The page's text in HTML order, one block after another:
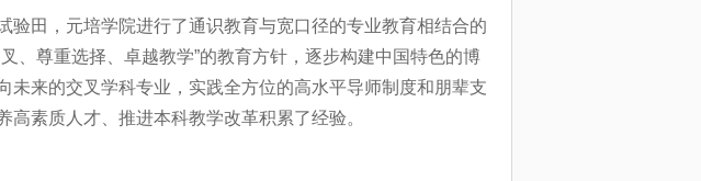
验田，元培学院进行了通识教育与宽口径的专业教育相结合的
、尊重选择、卓越教学”的教育方针，逐步构建中国特色的博
未来的交叉学科专业，实践全方位的高水平导师制度和朋辈支
素质人才、推进本科教学改革积累了经验。